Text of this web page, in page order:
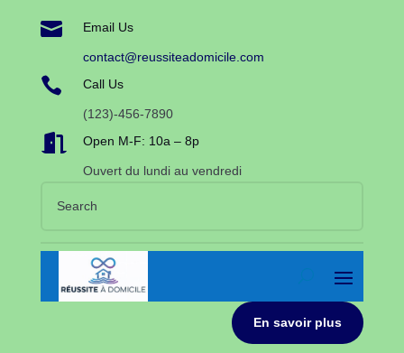
 Email Us
contact@reussiteadomicile.com
 Call Us
(123)-456-7890
 Open M-F: 10a – 8p
Ouvert du lundi au vendredi
En savoir plus